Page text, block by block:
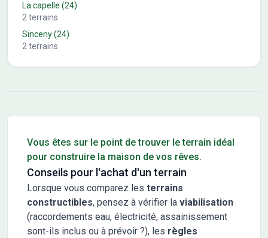
La capelle (24)
2terrains
Sinceny(24)
2terrains
Vous êtes sur le point de trouver le terrain idéal
pour construire la maison de vos rêves.
Conseils pour l'achat d'un terrain
Lorsque vous comparez les terrains
constructibles, pensez à vérifier la viabilisation
(raccordements eau, électricité, assainissement
sont-ils inclus ou à prévoir ?), les règles